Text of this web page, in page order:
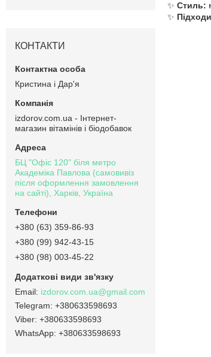
✨ Стиль:
✨
КОНТАКТИ
Кристина і Дар'я
izdorov.com.ua - Інтернет-
магазин вітамінів і біодобавок
БЦ "Офіс 120" біля метро
Академіка Павлова (самовивіз
після оформлення замовлення
на сайті), Харків, Україна
+380 (63) 359-86-93
+380 (99) 942-43-15
+380 (98) 003-45-22
izdorov.com.ua@gmail.com
+380633598693
+380633598693
+380633598693